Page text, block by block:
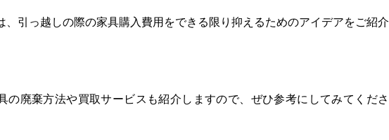
、引っ越しの際の家具購入費用をできる限り抑えるためのアイデアをご紹介
の廃棄方法や買取サービスも紹介しますので、ぜひ参考にしてみてくださ